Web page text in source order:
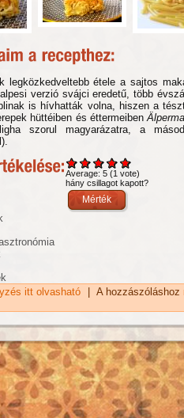
legközkedveltebb étele a sajtos
verzió svájci eredetű, több
is hívhatták volna, hiszen a
hüttéiben és éttermeiben
szorul magyarázatra, a
Average: 5 (1 vote)
hány csillagot kapott?
itt olvasható
Alpesi sajtos
A hozzászóláshoz